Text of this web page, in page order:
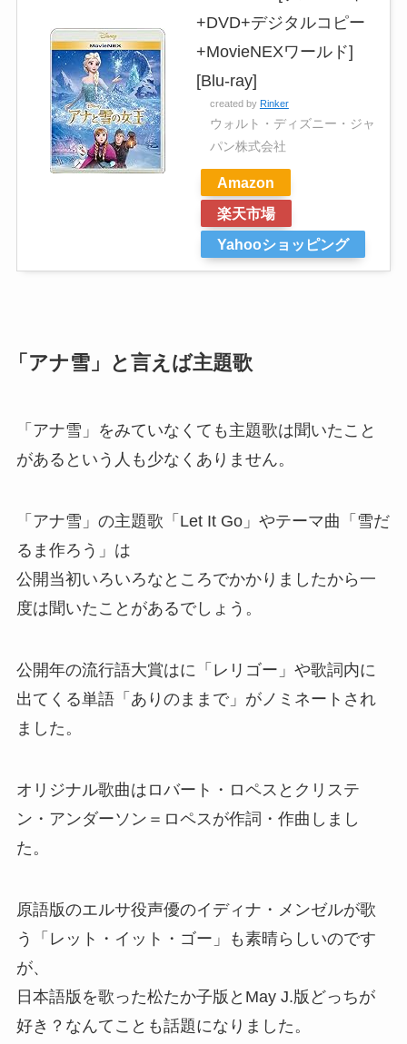
+DVD+デジタルコピー
+MovieNEXワールド]
[Blu-ray]
created by Rinker
ウォルト・ディズニー・ジャ
パン株式会社
Amazon
楽天市場
Yahooショッピング
「アナ雪」と言えば主題歌
「アナ雪」をみていなくても主題歌は聞いたこと
があるという人も少なくありません。
「アナ雪」の主題歌「Let It Go」やテーマ曲「雪だ
るま作ろう」は
公開当初いろいろなところでかかりましたから一
度は聞いたことがあるでしょう。
公開年の流行語大賞はに「レリゴー」や歌詞内に
出てくる単語「ありのままで」がノミネートされ
ました。
オリジナル歌曲はロバート・ロペスとクリステ
ン・アンダーソン＝ロペスが作詞・作曲しまし
た。
原語版のエルサ役声優のイディナ・メンゼルが歌
う「レット・イット・ゴー」も素晴らしいのです
が、
日本語版を歌った松たか子版とMay J.版どっちが
好き？なんてことも話題になりました。